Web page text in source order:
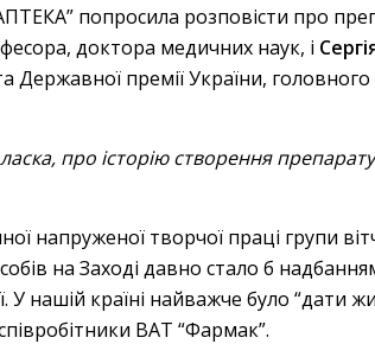
попросила розповісти про
доктора медичних наук, і
Державної премії України, головного
про історію створення
напруженої творчої праці групи
на Заході давно стало б
У нашій країні найважче було “дати
ВАТ “Фармак”.